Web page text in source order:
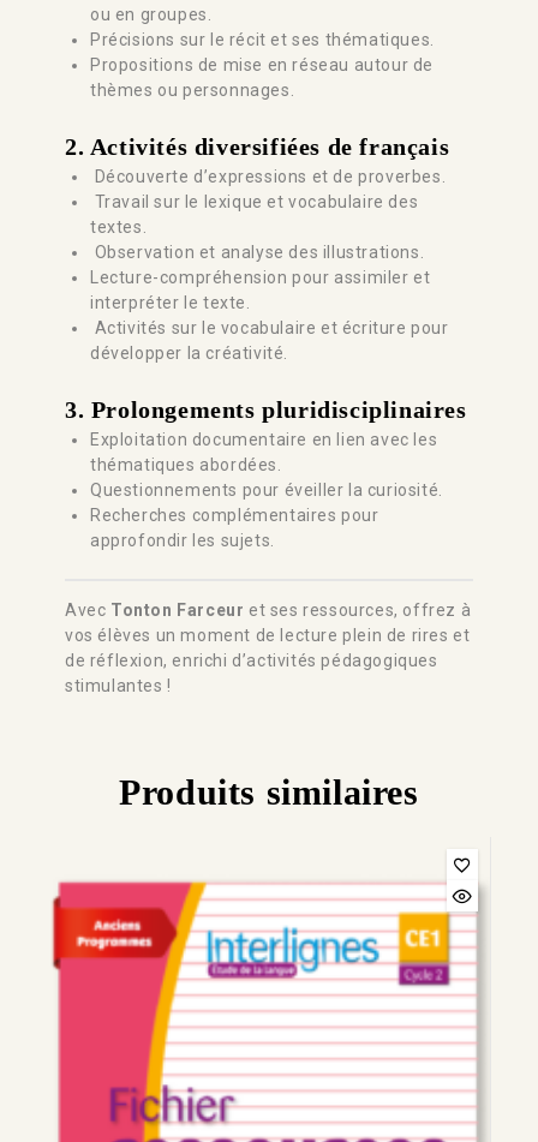
ou en groupes.
Précisions sur le récit et ses thématiques.
Propositions de mise en réseau autour de
thèmes ou personnages.
2. Activités diversifiées de français
Découverte d’expressions et de proverbes.
Travail sur le lexique et vocabulaire des
textes.
Observation et analyse des illustrations.
Lecture-compréhension pour assimiler et
interpréter le texte.
Activités sur le vocabulaire et écriture pour
développer la créativité.
3. Prolongements pluridisciplinaires
Exploitation documentaire en lien avec les
thématiques abordées.
Questionnements pour éveiller la curiosité.
Recherches complémentaires pour
approfondir les sujets.
Avec Tonton Farceur et ses ressources, offrez à
vos élèves un moment de lecture plein de rires et
de réflexion, enrichi d’activités pédagogiques
stimulantes !
Produits similaires